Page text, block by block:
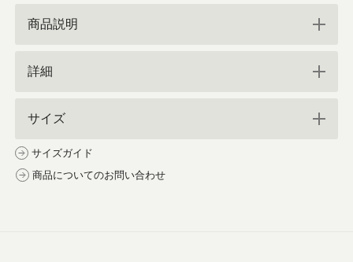
商品説明
詳細
サイズ
サイズガイド
商品についてのお問い合わせ